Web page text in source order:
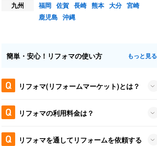
九州
福岡 佐賀 長崎 熊本 大分 宮崎
鹿児島 沖縄
簡単・安心！リフォマの使い方 もっと見る
リフォマ(リフォームマーケット)とは？
リフォマの利用料金は？
リフォマを通してリフォームを依頼する